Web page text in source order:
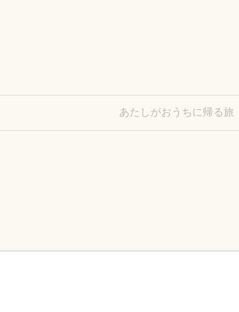
Next
Post
あたしがおうちに帰る旅